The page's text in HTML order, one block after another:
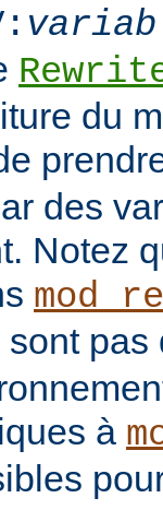
du
des
Notez
sont pas
à